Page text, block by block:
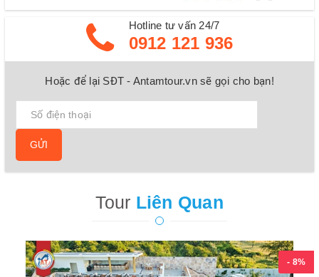
Hotline tư vấn 24/7
0912 121 936
Hoặc để lại SĐT - Antamtour.vn sẽ gọi cho bạn!
GỬI
Tour Liên Quan
- 8%